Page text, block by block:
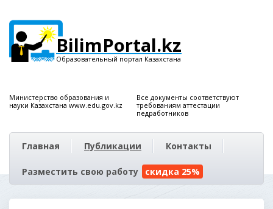
BilimPortal.kz
Образовательный портал Казахстана
Министерство образования и
науки Казахстана www.edu.gov.kz
Все документы соответствуют
требованиям аттестации
педработников
Главная Публикации Контакты
Разместить свою работу скидка 25%